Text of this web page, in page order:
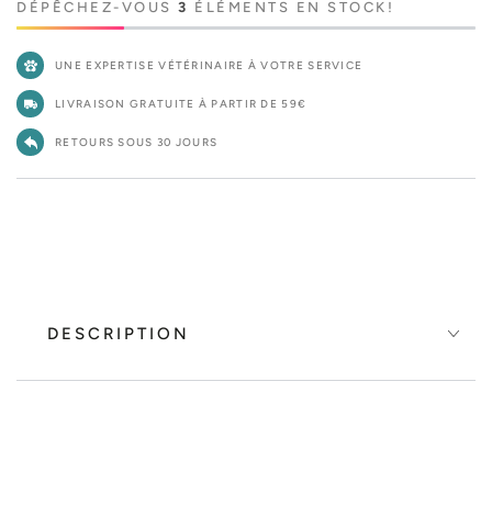
Small
Small
DÉPÊCHEZ-VOUS 3 ÉLÉMENTS EN STOCK!
UNE EXPERTISE VÉTÉRINAIRE À VOTRE SERVICE
LIVRAISON GRATUITE À PARTIR DE 59€
RETOURS SOUS 30 JOURS
DESCRIPTION